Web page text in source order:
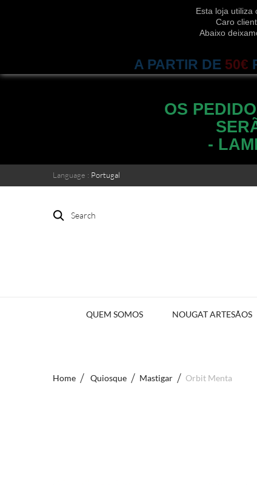
Esta loja utiliza
Caro
Abaixo
A PARTIR DE 50€
OS
-
Language : Portugal
Search
QUEM SOMOS NOUGAT ARTESÃOS
Home Quiosque Mastigar Orbit Menta